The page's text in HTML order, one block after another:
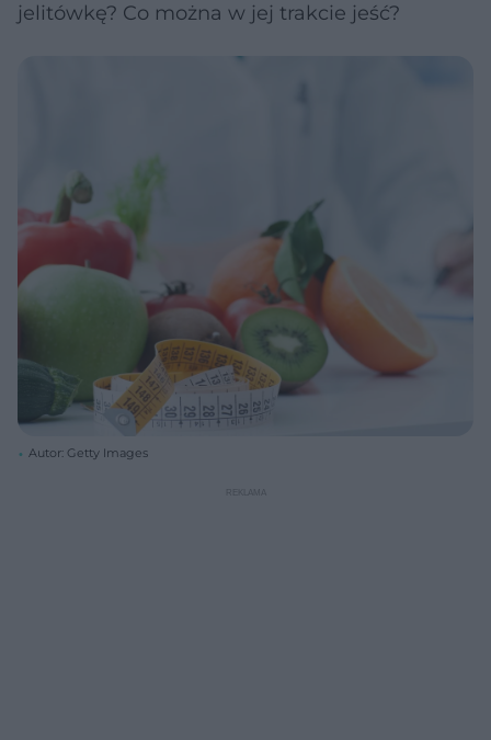
jelitówkę? Co można w jej trakcie jeść?
Autor: Getty Images